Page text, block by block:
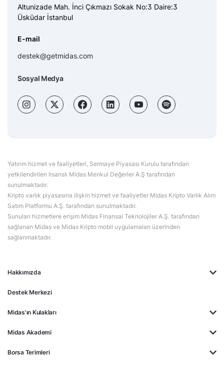
Hakkımızda
Destek Merkezi
Midas'ın Kulakları
Midas Akademi
Borsa Terimleri
Altunizade Mah. İnci Çıkmazı Sokak No:3 Daire:3
Üsküdar İstanbul
E-mail
destek@getmidas.com
Sosyal Medya
Yatırım hizmet ve faaliyetleri, Sermaye Piyasası Kurulu tarafından
yetkilendirilen lisanslı Midas Menkul Değerler A.Ş tarafından
sunulmaktadır.
Kripto varlık piyasasına ilişkin hizmet ve faaliyetler Midas Kripto Varlık Alım
Satım Platformu A.Ş. tarafından sunulmaktadır.
Sunulan hizmetlere erişim Midas Finansal Teknolojiler A.Ş. tarafından
sağlanan Midas ve Midas Kripto mobil uygulamaları üzerinden
sağlanmaktadır.